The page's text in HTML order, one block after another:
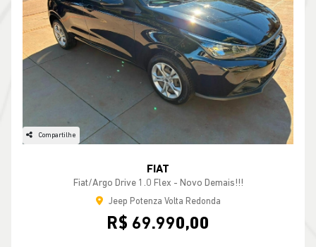
Compartilhe
FIAT
Fiat/argo Drive 1.0 Flex - Novo Demais!!!
Jeep Potenza Volta Redonda
R$ 69.990,00